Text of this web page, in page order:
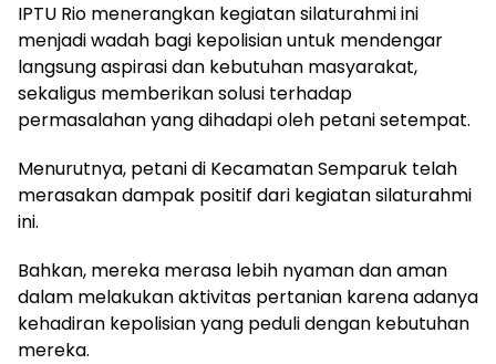
IPTU Rio menerangkan kegiatan silaturahmi ini
menjadi wadah bagi kepolisian untuk mendengar
langsung aspirasi dan kebutuhan masyarakat,
sekaligus memberikan solusi terhadap
permasalahan yang dihadapi oleh petani setempat.
Menurutnya, petani di Kecamatan Semparuk telah
merasakan dampak positif dari kegiatan silaturahmi
ini.
Bahkan, mereka merasa lebih nyaman dan aman
dalam melakukan aktivitas pertanian karena adanya
kehadiran kepolisian yang peduli dengan kebutuhan
mereka.